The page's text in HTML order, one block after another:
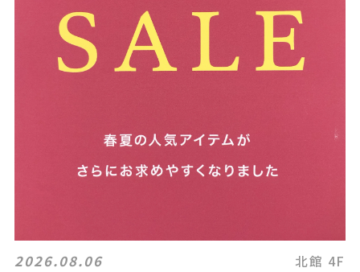
2026.08.06 北館 4F